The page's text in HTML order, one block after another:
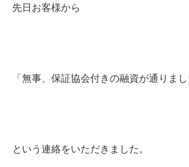
先日お客様から
「無事、保証協会付きの融資が通りまし
という連絡をいただきました。